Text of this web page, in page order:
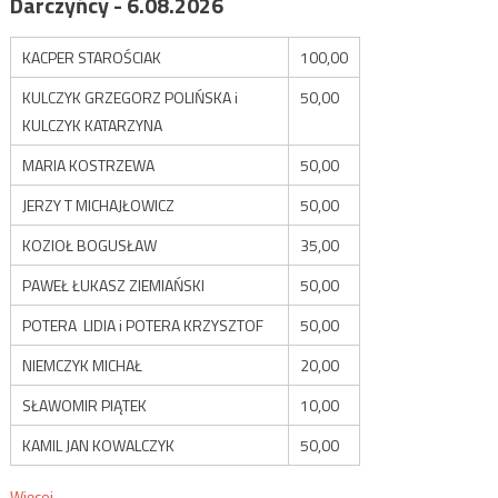
KACPER STAROŚCIAK
100,00
KULCZYK GRZEGORZ POLIŃSKA i
KULCZYK KATARZYNA
50,00
MARIA KOSTRZEWA
50,00
JERZY T MICHAJŁOWICZ
50,00
KOZIOŁ BOGUSŁAW
35,00
PAWEŁ ŁUKASZ ZIEMIAŃSKI
50,00
POTERA LIDIA i POTERA KRZYSZTOF
50,00
NIEMCZYK MICHAŁ
20,00
SŁAWOMIR PIĄTEK
10,00
KAMIL JAN KOWALCZYK
50,00